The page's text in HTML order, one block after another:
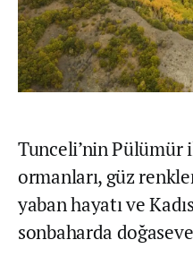
Tunceli’nin Pülümür
ormanları, güz
yaban hayatı ve
sonbaharda